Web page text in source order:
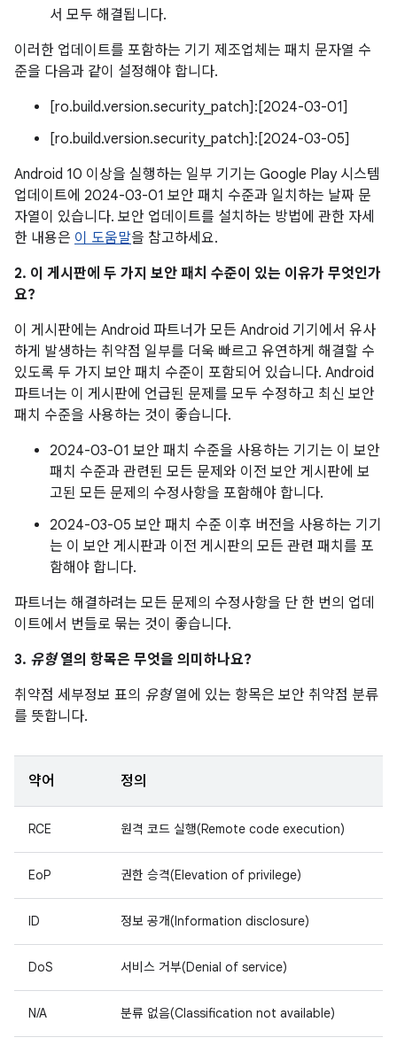
서 모두 해결됩니다.
이러한 업데이트를 포함하는 기기 제조업체는 패치 문자열 수
준을 다음과 같이 설정해야 합니다.
[ro.build.version.security_patch]:[2024-03-01]
[ro.build.version.security_patch]:[2024-03-05]
Android 10 이상을 실행하는 일부 기기는 Google Play 시스템
업데이트에 2024-03-01 보안 패치 수준과 일치하는 날짜 문
자열이 있습니다. 보안 업데이트를 설치하는 방법에 관한 자세
한 내용은 이 도움말을 참고하세요.
2. 이 게시판에 두 가지 보안 패치 수준이 있는 이유가 무엇인가
요?
이 게시판에는 Android 파트너가 모든 Android 기기에서 유사
하게 발생하는 취약점 일부를 더욱 빠르고 유연하게 해결할 수
있도록 두 가지 보안 패치 수준이 포함되어 있습니다. Android
파트너는 이 게시판에 언급된 문제를 모두 수정하고 최신 보안
패치 수준을 사용하는 것이 좋습니다.
2024-03-01 보안 패치 수준을 사용하는 기기는 이 보안
패치 수준과 관련된 모든 문제와 이전 보안 게시판에 보
고된 모든 문제의 수정사항을 포함해야 합니다.
2024-03-05 보안 패치 수준 이후 버전을 사용하는 기기
는 이 보안 게시판과 이전 게시판의 모든 관련 패치를 포
함해야 합니다.
파트너는 해결하려는 모든 문제의 수정사항을 단 한 번의 업데
이트에서 번들로 묶는 것이 좋습니다.
3. 유형열의 항목은 무엇을 의미하나요?
취약점 세부정보 표의 유형열에 있는 항목은 보안 취약점 분류
를 뜻합니다.
약어 정의
RCE 원격 코드 실행(Remote code execution)
EoP 권한 승격(Elevation of privilege)
ID 정보 공개(Information disclosure)
DoS 서비스 거부(Denial of service)
N/A 분류 없음(Classification not available)